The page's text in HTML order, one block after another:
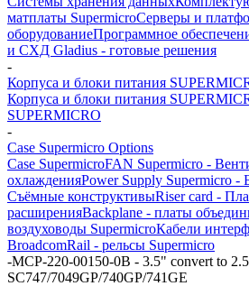
матплаты SupermicroСерверы и
оборудованиеПрограммное
и СХД Gladius - готовые решения
-
Корпуса и блоки питания
Корпуса и блоки питания
SUPERMICRO
-
Case Supermicro Options
Case SupermicroFAN Supermicro -
охлажденияPower Supply Supermicro -
Съёмные конструктивыRiser card -
расширенияBackplane - платы
воздуховоды SupermicroКабели
BroadcomRail - рельсы Supermicro
-MCP-220-00150-0B - 3.5" convert to
SC747/7049GP/740GP/741GE